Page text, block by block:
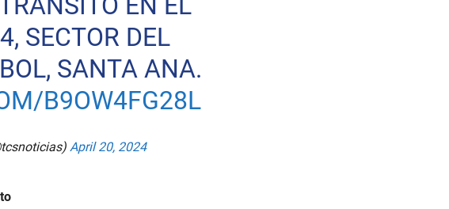
SECTOR DEL
SANTA ANA.
B9OW4FG28L
April 20, 2024